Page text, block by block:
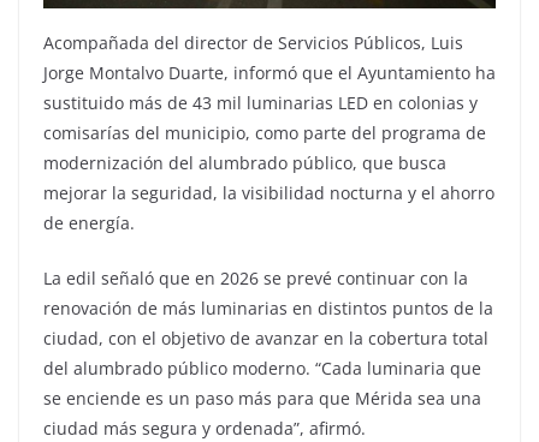
Acompañada del director de Servicios Públicos, Luis
Jorge Montalvo Duarte, informó que el Ayuntamiento ha
sustituido más de 43 mil luminarias LED en colonias y
comisarías del municipio, como parte del programa de
modernización del alumbrado público, que busca
mejorar la seguridad, la visibilidad nocturna y el ahorro
de energía.
La edil señaló que en 2026 se prevé continuar con la
renovación de más luminarias en distintos puntos de la
ciudad, con el objetivo de avanzar en la cobertura total
del alumbrado público moderno. “Cada luminaria que
se enciende es un paso más para que Mérida sea una
ciudad más segura y ordenada”, afirmó.